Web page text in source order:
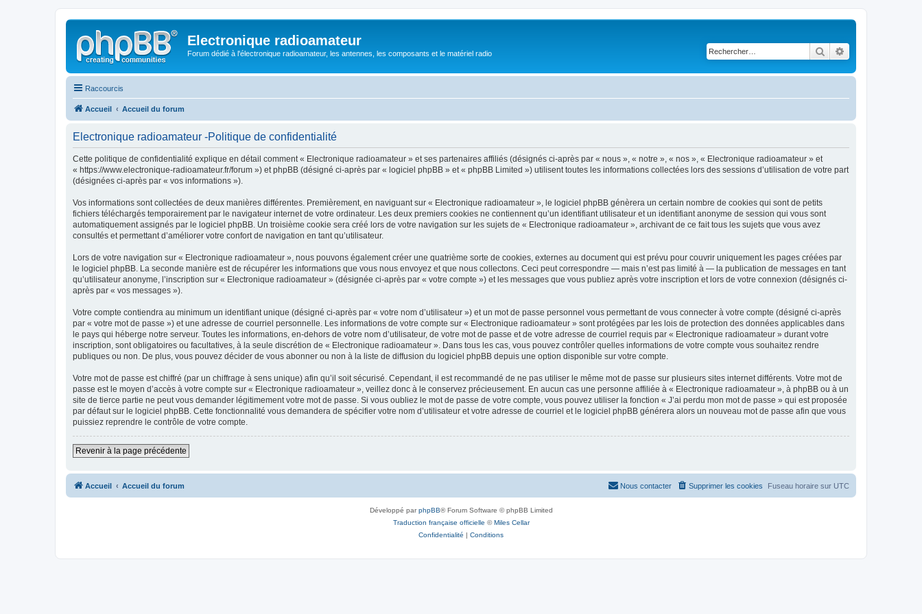
Electronique radioamateur
Forum dédié à l'électronique radioamateur, les antennes, les composants et le matériel radio Rechercher
Raccourcis
Accueil Accueil du forum
Electronique radioamateur -Politique de confidentialité
Cette politique de confidentialité explique en détail comment « Electronique radioamateur » et ses partenaires affiliés (désignés ci-après par « nous », « notre », « nos », « Electronique radioamateur » et
« https://www.electronique-radioamateur.fr/forum ») et phpBB (désigné ci-après par « logiciel phpBB » et « phpBB Limited ») utilisent toutes les informations collectées lors des sessions d’utilisation de votre part
(désignées ci-après par « vos informations »).
Vos informations sont collectées de deux manières différentes. Premièrement, en naviguant sur « Electronique radioamateur », le logiciel phpBB génèrera un certain nombre de cookies qui sont de petits
fichiers téléchargés temporairement par le navigateur internet de votre ordinateur. Les deux premiers cookies ne contiennent qu’un identifiant utilisateur et un identifiant anonyme de session qui vous sont
automatiquement assignés par le logiciel phpBB. Un troisième cookie sera créé lors de votre navigation sur les sujets de « Electronique radioamateur », archivant de ce fait tous les sujets que vous avez
consultés et permettant d’améliorer votre confort de navigation en tant qu’utilisateur.
Lors de votre navigation sur « Electronique radioamateur », nous pouvons également créer une quatrième sorte de cookies, externes au document qui est prévu pour couvrir uniquement les pages créées par
le logiciel phpBB. La seconde manière est de récupérer les informations que vous nous envoyez et que nous collectons. Ceci peut correspondre — mais n’est pas limité à — la publication de messages en tant
qu’utilisateur anonyme, l’inscription sur « Electronique radioamateur » (désignée ci-après par « votre compte ») et les messages que vous publiez après votre inscription et lors de votre connexion (désignés ci-
après par « vos messages »).
Votre compte contiendra au minimum un identifiant unique (désigné ci-après par « votre nom d’utilisateur ») et un mot de passe personnel vous permettant de vous connecter à votre compte (désigné ci-après
par « votre mot de passe ») et une adresse de courriel personnelle. Les informations de votre compte sur « Electronique radioamateur » sont protégées par les lois de protection des données applicables dans
le pays qui héberge notre serveur. Toutes les informations, en-dehors de votre nom d’utilisateur, de votre mot de passe et de votre adresse de courriel requis par « Electronique radioamateur » durant votre
inscription, sont obligatoires ou facultatives, à la seule discrétion de « Electronique radioamateur ». Dans tous les cas, vous pouvez contrôler quelles informations de votre compte vous souhaitez rendre
publiques ou non. De plus, vous pouvez décider de vous abonner ou non à la liste de diffusion du logiciel phpBB depuis une option disponible sur votre compte.
Votre mot de passe est chiffré (par un chiffrage à sens unique) afin qu’il soit sécurisé. Cependant, il est recommandé de ne pas utiliser le même mot de passe sur plusieurs sites internet différents. Votre mot de
passe est le moyen d’accès à votre compte sur « Electronique radioamateur », veillez donc à le conservez précieusement. En aucun cas une personne affiliée à « Electronique radioamateur », à phpBB ou à un
site de tierce partie ne peut vous demander légitimement votre mot de passe. Si vous oubliez le mot de passe de votre compte, vous pouvez utiliser la fonction « J’ai perdu mon mot de passe » qui est proposée
par défaut sur le logiciel phpBB. Cette fonctionnalité vous demandera de spécifier votre nom d’utilisateur et votre adresse de courriel et le logiciel phpBB générera alors un nouveau mot de passe afin que vous
puissiez reprendre le contrôle de votre compte.
Revenir à la page précédente
Accueil Accueil du forum Fuseau horaire sur UTC
Supprimer les cookies
Nous contacter
Développé parphpBB® Forum Software © phpBB Limited
Traduction française officielle ©Miles Cellar
Confidentialité | Conditions